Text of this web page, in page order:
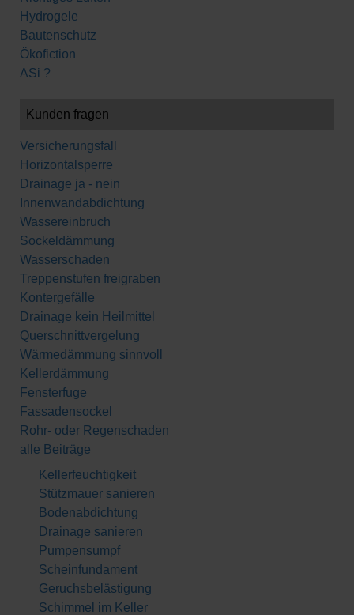
Hydrogele
Bautenschutz
Ökofiction
ASi ?
Kunden fragen
Versicherungsfall
Horizontalsperre
Drainage ja - nein
Innenwandabdichtung
Wassereinbruch
Sockeldämmung
Wasserschaden
Treppenstufen freigraben
Kontergefälle
Drainage kein Heilmittel
Querschnittvergelung
Wärmedämmung sinnvoll
Kellerdämmung
Fensterfuge
Fassadensockel
Rohr- oder Regenschaden
alle Beiträge
Kellerfeuchtigkeit
Stützmauer sanieren
Bodenabdichtung
Drainage sanieren
Pumpensumpf
Scheinfundament
Geruchsbelästigung
Schimmel im Keller